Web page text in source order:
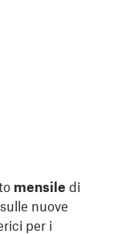
mensile di
nuove
per i